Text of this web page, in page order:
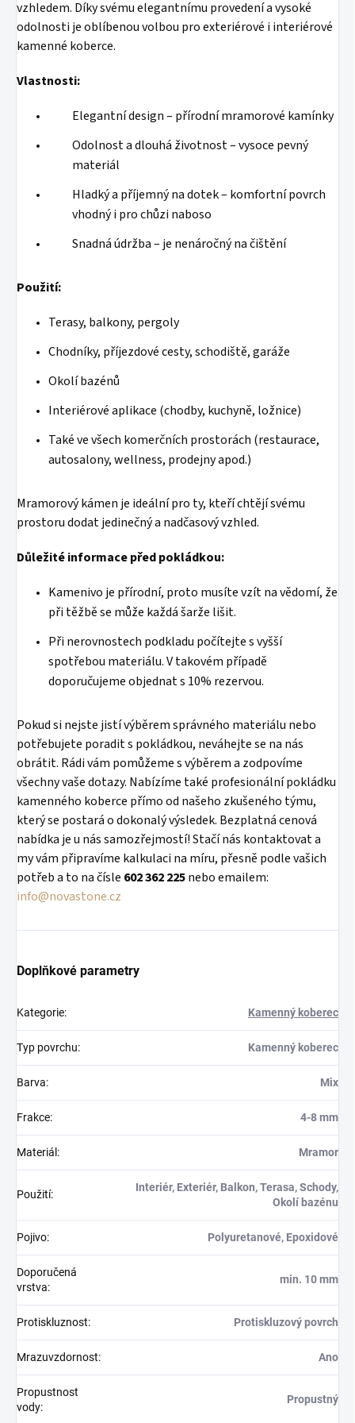
vzhledem. Díky svému elegantnímu provedení a vysoké
odolnosti je oblíbenou volbou pro exteriérové i interiérové
kamenné koberce.
Vlastnosti:
Elegantní design – přírodní mramorové kamínky
Odolnost a dlouhá životnost – vysoce pevný
materiál
Hladký a příjemný na dotek – komfortní povrch
vhodný i pro chůzi naboso
Snadná údržba – je nenáročný na čištění
Použití:
Terasy, balkony, pergoly
Chodníky, příjezdové cesty, schodiště, garáže
Okolí bazénů
Interiérové aplikace (chodby, kuchyně, ložnice)
Také ve všech komerčních prostorách (restaurace,
autosalony, wellness, prodejny apod.)
Mramorový kámen je ideální pro ty, kteří chtějí svému
prostoru dodat jedinečný a nadčasový vzhled.
Důležité informace před pokládkou:
Kamenivo je přírodní, proto musíte vzít na vědomí, že
při těžbě se může každá šarže lišit.
Při nerovnostech podkladu počítejte s vyšší
spotřebou materiálu. V takovém případě
doporučujeme objednat s 10% rezervou.
Pokud si nejste jistí výběrem správného materiálu nebo
potřebujete poradit s pokládkou, neváhejte se na nás
obrátit. Rádi vám pomůžeme s výběrem a zodpovíme
všechny vaše dotazy. Nabízíme také profesionální pokládku
kamenného koberce přímo od našeho zkušeného týmu,
který se postará o dokonalý výsledek. Bezplatná cenová
nabídka je u nás samozřejmostí! Stačí nás kontaktovat a
my vám připravíme kalkulaci na míru, přesně podle vašich
potřeb a to na čísle 602 362 225nebo emailem:
info@novastone.cz
Doplňkové parametry
Kategorie: Kamenný koberec
Typ povrchu: Kamenný koberec
Barva: Mix
Frakce: 4-8 mm
Materiál : Mramor
Použití:
Interiér, Exteriér, Balkon, Terasa, Schody,
Okolí bazénu
Pojivo: Polyuretanové, Epoxidové
Doporučená
vrstva:
min. 10 mm
Protiskluznost: Protiskluzový povrch
Mrazuvzdornost: Ano
Propustnost
vody:
Propustný